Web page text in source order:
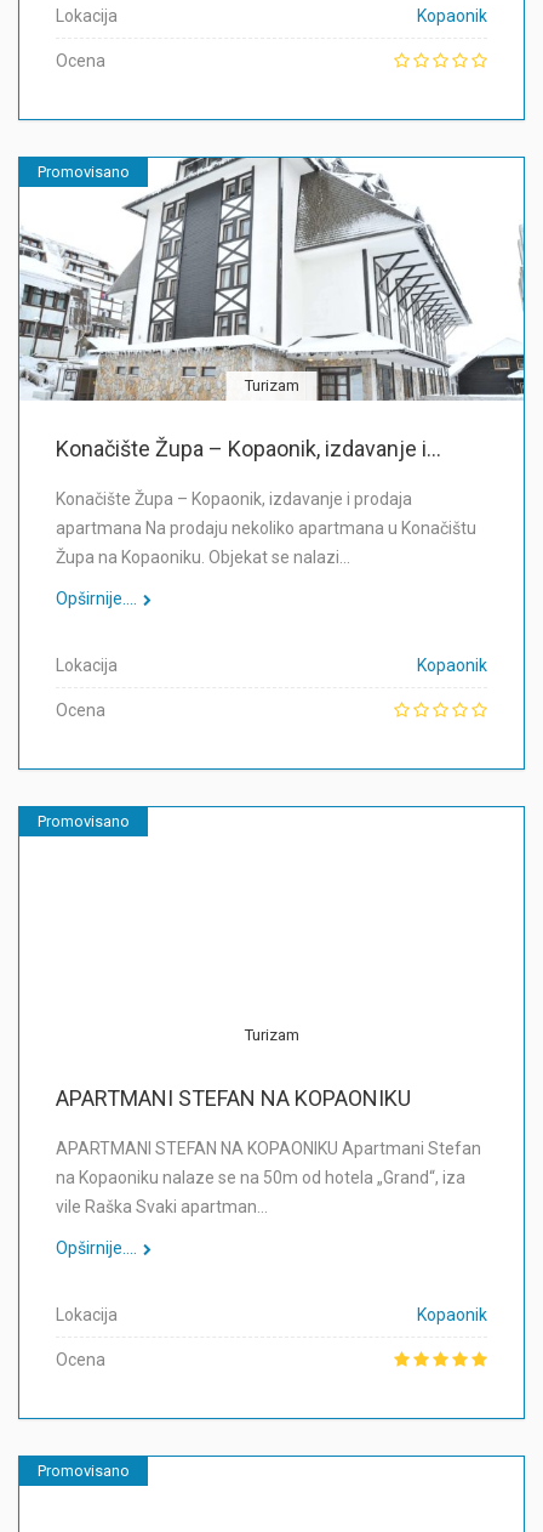
Lokacija Kopaonik
Ocena
Promovisano
Turizam
Konačište Župa – Kopaonik, izdavanje i...
Konačište Župa – Kopaonik, izdavanje i prodaja
apartmana Na prodaju nekoliko apartmana u Konačištu
Župa na Kopaoniku. Objekat se nalazi…
Opširnije....
Lokacija Kopaonik
Ocena
Promovisano
Turizam
APARTMANI STEFAN NA KOPAONIKU
APARTMANI STEFAN NA KOPAONIKU Apartmani Stefan
na Kopaoniku nalaze se na 50m od hotela „Grand“, iza
vile Raška Svaki apartman…
Opširnije....
Lokacija Kopaonik
Ocena
Promovisano